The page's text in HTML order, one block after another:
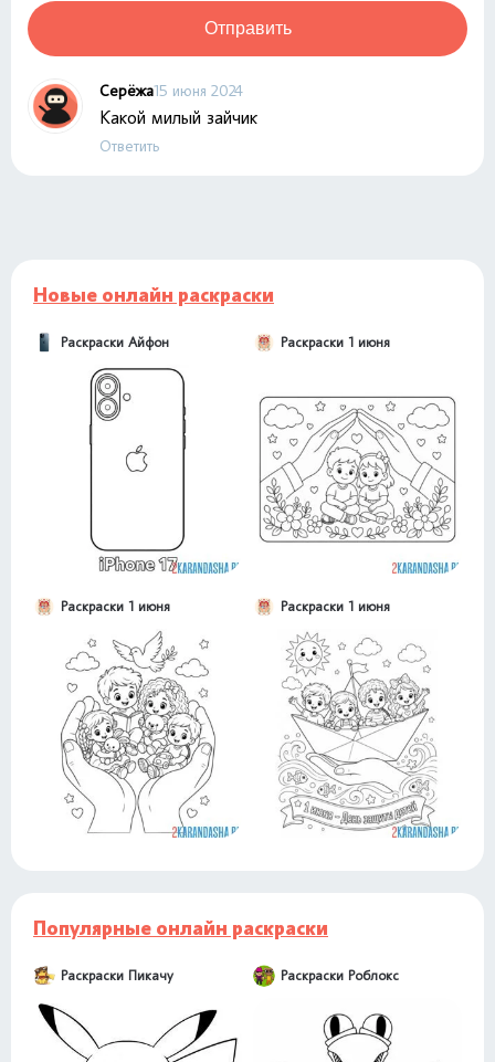
Отправить
Серёжа15 июня 2024
Какой милый зайчик
Ответить
Новые онлайн раскраски
Раскраски Айфон Раскраски 1 июня
Раскраски 1 июня Раскраски 1 июня
Популярные онлайн раскраски
Раскраски Пикачу Раскраски Роблокс